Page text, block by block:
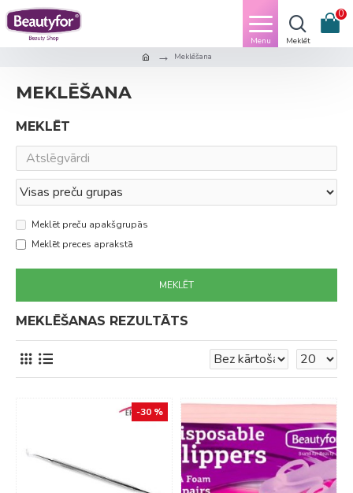
0
Meklēšana
MEKLĒŠANA
MEKLĒT
Meklēt preču apakšgrupās
Meklēt preces aprakstā
MEKLĒT
MEKLĒŠANAS REZULTĀTS
-30 %